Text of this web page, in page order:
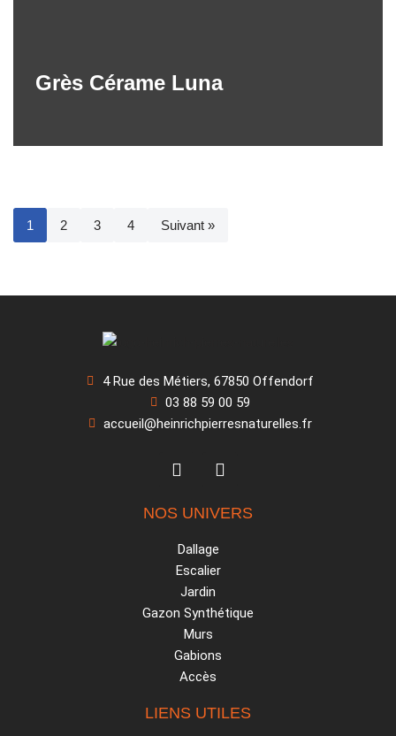
Grès Cérame Luna
1 2 3 4 Suivant »
4 Rue des Métiers, 67850 Offendorf
03 88 59 00 59
accueil@heinrichpierresnaturelles.fr
NOS UNIVERS
Dallage
Escalier
Jardin
Gazon Synthétique
Murs
Gabions
Accès
LIENS UTILES